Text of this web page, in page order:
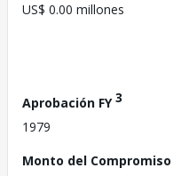
US$ 0.00 millones
Aprobación FY3
1979
Monto del Compromiso